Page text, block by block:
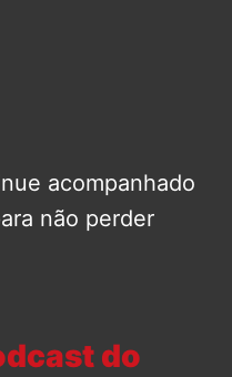
acompanhado
não perder
do